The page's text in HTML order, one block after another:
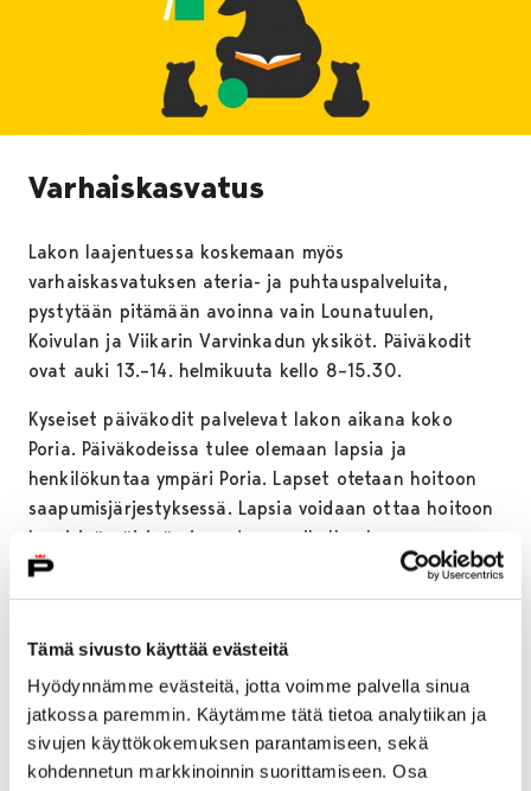
Tämä sivusto käyttää evästeitä
Hyödynnämme evästeitä, jotta voimme palvella sinua
jatkossa paremmin. Käytämme tätä tietoa analytiikan ja
sivujen käyttökokemuksen parantamiseen, sekä
kohdennetun markkinoinnin suorittamiseen. Osa
Varhaiskasvatus
Lakon laajentuessa koskemaan myös
varhaiskasvatuksen ateria- ja puhtauspalveluita,
pystytään pitämään avoinna vain Lounatuulen,
Koivulan ja Viikarin Varvinkadun yksiköt. Päiväkodit
ovat auki 13.–14. helmikuuta kello 8–15.30.
Kyseiset päiväkodit palvelevat lakon aikana koko
Poria. Päiväkodeissa tulee olemaan lapsia ja
henkilökuntaa ympäri Poria. Lapset otetaan hoitoon
saapumisjärjestyksessä. Lapsia voidaan ottaa hoitoon
kyseisinä päivinä ainoastaan paikalla olevan
henkilöstön määrän mukaisesti lain mitoitusta
noudattaen. Tämä tarkoittaa sitä, että kaikkia hoitoa
varhaiskasvatukseen kyseisinä päivinä. Lakon aikana
saatavilla on yleisimpiä erityisruokavalioita, mutta
yksilöllisempiä ruokavalioita ei pystytä takaamaan.
Koulujen tiloissa tapahtuvaa esiopetusta ei järjestetä.